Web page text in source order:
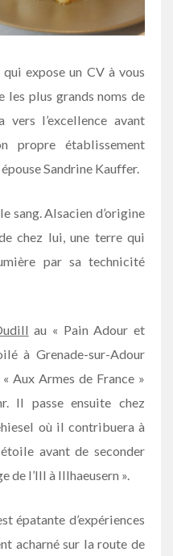
expose un CV à vous
les plus grands noms de
l’excellence avant
établissement
Sandrine Kauffer.
sang. Alsacien d’origine
chez lui, une terre qui
par sa technicité
au « Pain Adour et
à Grenade-sur-Adour
« Aux Armes de France »
Il passe ensuite chez
où il contribuera à
avant de seconder
de l’Ill à Illhaeusern ».
épatante d’expériences
acharné sur la route de